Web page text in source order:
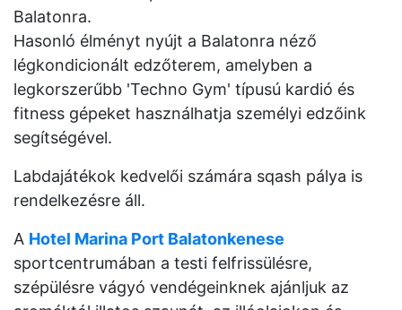
Balatonra.
Hasonló élményt nyújt a Balatonra néző
légkondicionált edzőterem, amelyben a
legkorszerűbb 'Techno Gym' típusú kardió és
fitness gépeket használhatja személyi edzőink
segítségével.
Labdajátékok kedvelői számára sqash pálya is
rendelkezésre áll.
A Hotel Marina Port Balatonkenese
sportcentrumában a testi felfrissülésre,
szépülésre vágyó vendégeinknek ajánljuk az